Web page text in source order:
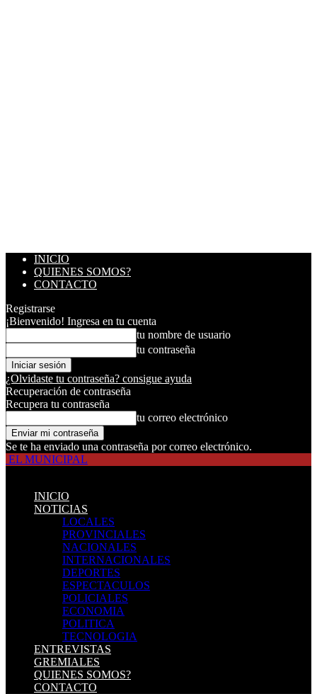
INICIO
QUIENES SOMOS?
CONTACTO
Registrarse
¡Bienvenido! Ingresa en tu cuenta
tu nombre de usuario
tu contraseña
¿Olvidaste tu contraseña? consigue ayuda
Recuperación de contraseña
Recupera tu contraseña
tu correo electrónico
Se te ha enviado una contraseña por correo electrónico.
EL MUNICIPAL
INICIO
NOTICIAS
LOCALES
PROVINCIALES
NACIONALES
INTERNACIONALES
DEPORTES
ESPECTACULOS
POLICIALES
ECONOMIA
POLITICA
TECNOLOGIA
ENTREVISTAS
GREMIALES
QUIENES SOMOS?
CONTACTO